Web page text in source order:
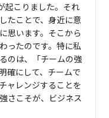
起こりました。それ
たことで、身近に意
思います。そこから
ったのです。特に私
のは、「チームの強
確にして、チームで
ャレンジすることを
さこそが、ビジネス